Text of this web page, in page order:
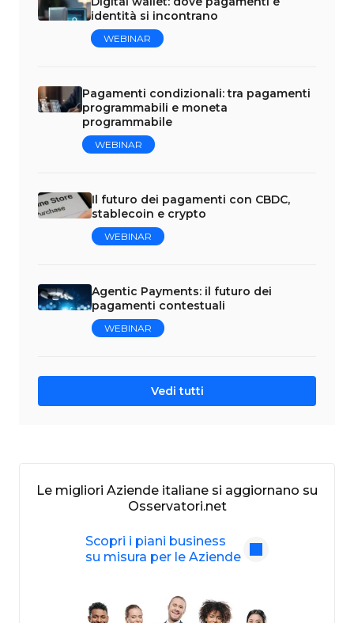
identità si incontrano
WEBINAR
Pagamenti condizionali: tra pagamenti
programmabili e moneta
programmabile
WEBINAR
Il futuro dei pagamenti con CBDC,
stablecoin e crypto
WEBINAR
Agentic Payments: il futuro dei
pagamenti contestuali
WEBINAR
Vedi tutti
Le migliori Aziende italiane si aggiornano su
Osservatori.net
Scopri i piani business
su misura per le Aziende